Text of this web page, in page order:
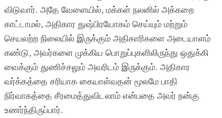
விடுவார். அதே வேளையில், மக்கள் நலனில் அக்கறை
காட்டாமல், அதிகார துஷ்பிரயோகம் செய்யும் மற்றும்
செயலற்ற நிலையில் இருக்கும் அதிகாரிகளை அடையாளம்
கண்டு, அவர்களை முக்கிய பொறுப்புகளிலிருந்து ஒதுக்கி
வைக்கும் துணிச்சலும் அவரிடம் இருக்கும். அதிகார
வர்க்கத்தை சரியாக கையாள்வதன் மூலமே பாதி
நிர்வாகத்தை சீரமைத்துவிடலாம் என்பதை அவர் நன்கு
உணர்ந்திருப்பார்.